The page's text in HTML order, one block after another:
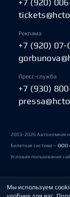
Реклама
+7 (920) 07-
Пресс-служба
+7 (930)
2003-2026 Автономная
Билетная система —ООО
Условия пользования
Политика обработки
Мы используем